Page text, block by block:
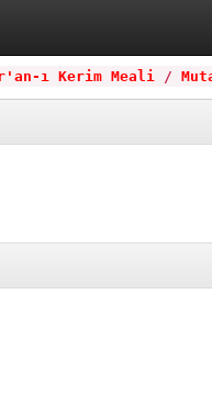
ı Kerim Meali /